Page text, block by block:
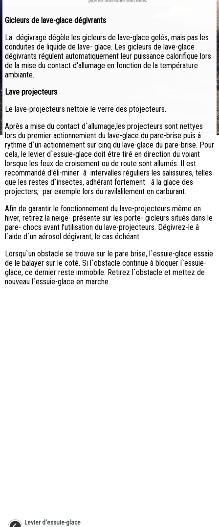
Gicleurs de lave-glace dégivrants
La dégivrage dégèle les gicleurs de lave-glace gelés, mais pas les
conduites de liquide de lave- glace. Les gicleurs de lave-glace
dégivrants régulent automatiquement leur puissance calorifique lors
de la mise du contact d'allumage en fonction de la température
ambiante.
Lave projecteurs
Le lave-projecteurs nettoie le verre des ptojecteurs.
Après a mise du contact d`allumage,les projecteurs sont nettyes
lors du premier actionnemient du lave-glace du pare-brise puis â
rythme d`un actionnement sur cinq du lave-glace du pare-brise. Pour
cela, le levier d`essuie-glace doit étre tiré en direction du voiant
lorsque les feux de croisement ou de route sont allumés. II est
recommandé d'éli-miner â intervalles réguliers les salissures, telles
que les restes d`insectes, adhérant fortement â la glace des
projecters, par exemple lors du ravilalilement en carburant.
Afin de garantir le fonctionnement du lave-projecteurs même en
hiver, retirez la neige- présente sur les porte- gicleurs situés dans le
pare- chocs avant l'utilisation du lave-projecteurs. Dégivrez-le â
l`aide d`un aérosol dégivrant, le cas échéant.
Lorsqu`un obstacle se trouve sur le pare brise, l`essuie-glace essaie
de le balayer sur le coté. Si l`obstacle continue à bloquer l`essuie-
glace, ce dernier reste immobile. Retirez l`obstacle et mettez de
nouveau l`essuie-glace en marche.
Levier d'essuie-glace